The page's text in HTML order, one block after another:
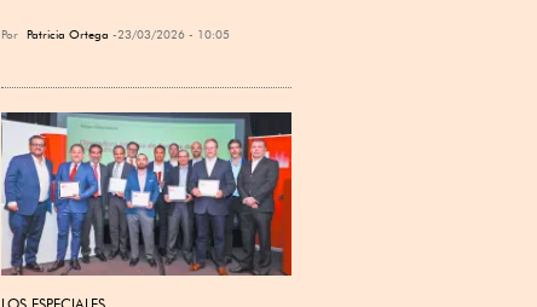
Por Patricia Ortega 23/03/2026 - 10:05